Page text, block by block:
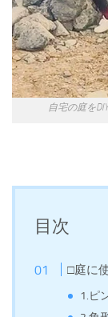
自宅の庭を
目次
□庭に
1.ピ